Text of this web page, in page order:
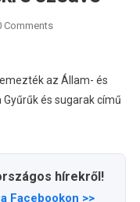
Comments
az Állam- és
és sugarak című
hírekről!
Facebookon >>